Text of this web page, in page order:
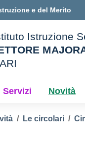
e del Merito
Istruzione
Servizi Novità
Le circolari